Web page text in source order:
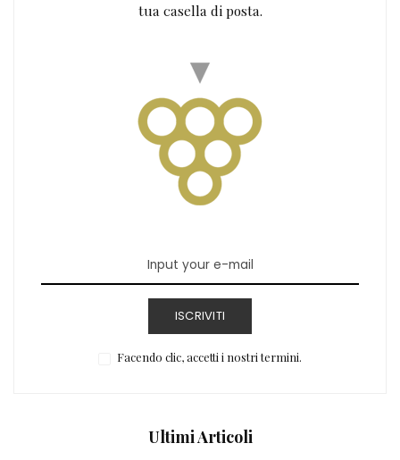
tua casella di posta.
ISCRIVITI
Facendo clic, accetti i nostri termini.
Ultimi Articoli